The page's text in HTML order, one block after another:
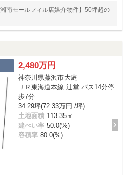
南モールフィル店媒介物件】50坪超の
2,480万円
神奈川県藤沢市大庭
ＪＲ東海道本線 辻堂 バス14分停
歩7分
34.29坪(72.33万円 /坪)
土地面積 113.35㎡
建ぺい率 50.0(%)
容積率 80.0(%)